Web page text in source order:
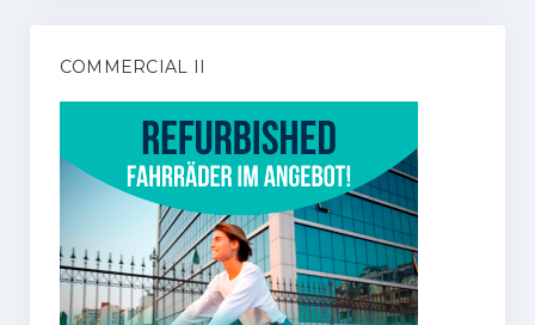
COMMERCIAL II